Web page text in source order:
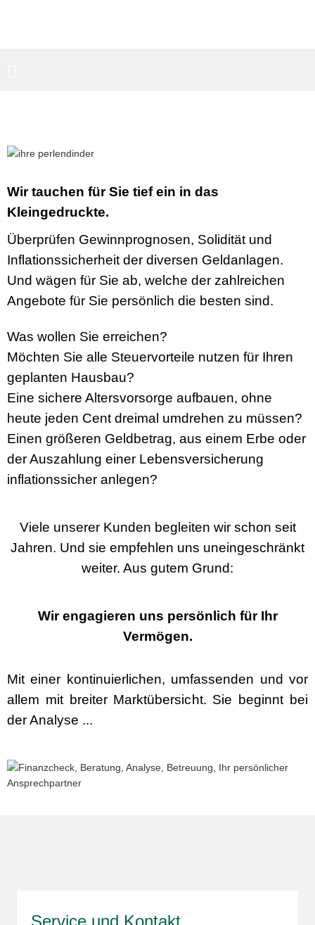
Wir tauchen für Sie tief ein in das
Kleingedruckte.
Überprüfen Gewinnprognosen, Solidität und
Inflationssicherheit der diversen Geldanlagen.
Und wägen für Sie ab, welche der zahlreichen
Angebote für Sie persönlich die besten sind.
Was wollen Sie erreichen?
Möchten Sie alle Steuervorteile nutzen für Ihren
geplanten Hausbau?
Eine sichere Altersvorsorge aufbauen, ohne
heute jeden Cent dreimal umdrehen zu müssen?
Einen größeren Geldbetrag, aus einem Erbe oder
der Auszahlung einer Lebensversicherung
inflationssicher anlegen?
Viele unserer Kunden begleiten wir schon seit
Jahren. Und sie empfehlen uns uneingeschränkt
weiter. Aus gutem Grund:
Wir engagieren uns persönlich für Ihr
Vermögen.
Mit einer kontinuierlichen, umfassenden und vor
allem mit breiter Marktübersicht. Sie beginnt bei
der Analyse ...